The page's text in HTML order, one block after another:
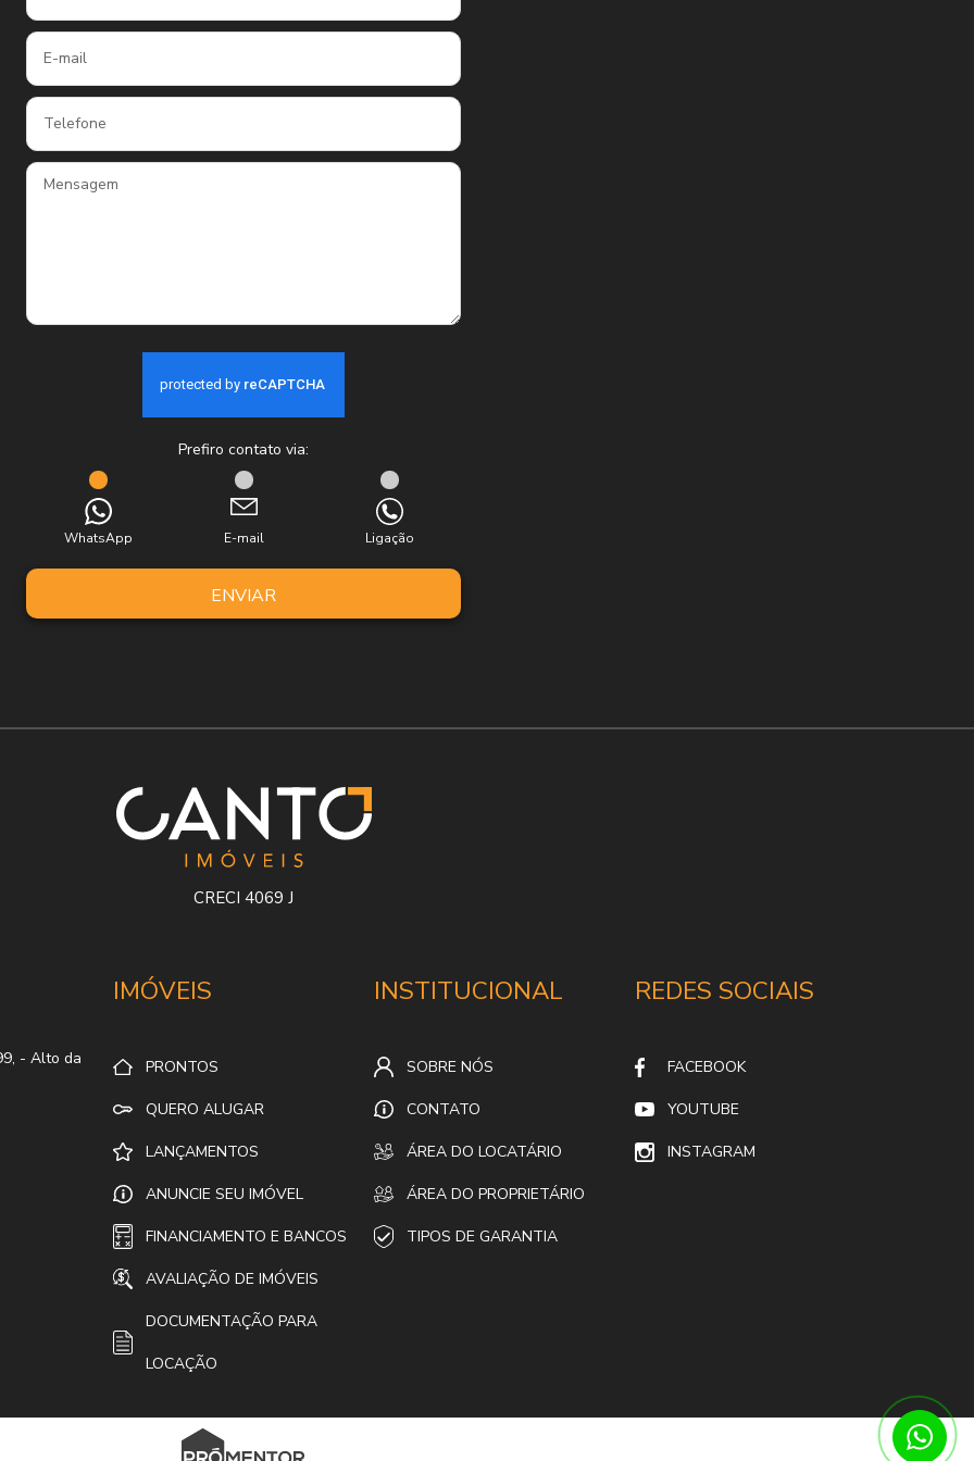
Prefiro contato via:
WhatsApp E-mail Ligação
ENVIAR
CRECI 4069 J
- Alto da
IMÓVEIS
PRONTOS
QUERO ALUGAR
LANÇAMENTOS
ANUNCIE SEU IMÓVEL
FINANCIAMENTO E BANCOS
AVALIAÇÃO DE IMÓVEIS
DOCUMENTAÇÃO PARA
LOCAÇÃO
INSTITUCIONAL
SOBRE NÓS
CONTATO
ÁREA DO LOCATÁRIO
ÁREA DO PROPRIETÁRIO
TIPOS DE GARANTIA
REDES SOCIAIS
FACEBOOK
YOUTUBE
INSTAGRAM